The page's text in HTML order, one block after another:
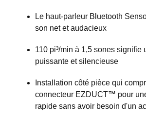
Le haut-parleur Bluetooth
son net et audacieux
110 pi³/min à 1,5 sones signifie
puissante et silencieuse
Installation côté pièce qui
connecteur EZDUCT™ pour
rapide sans avoir besoin d'un